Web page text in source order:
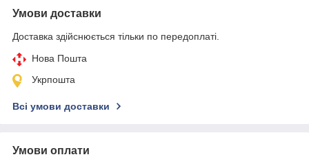
Умови доставки
Доставка здійснюється тільки по передоплаті.
Нова Пошта
Укрпошта
Всі умови доставки
Умови оплати